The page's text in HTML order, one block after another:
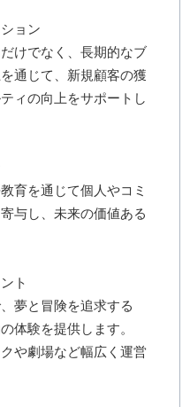
ョン
けでなく、長期的なブ
通じて、新規顧客の獲
ィの向上をサポートし
育を通じて個人やコミ
与し、未来の価値ある
ト
夢と冒険を追求する
体験を提供します。
や劇場など幅広く運営